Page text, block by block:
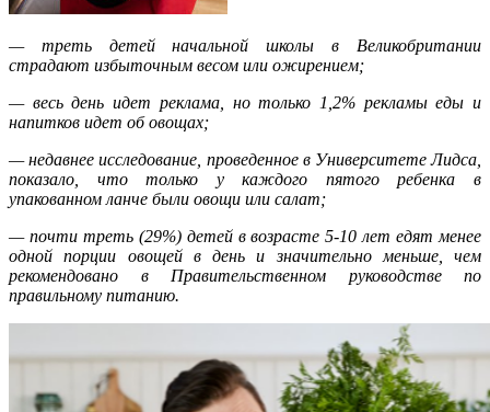
— треть детей начальной школы в Великобритании
страдают избыточным весом или ожирением;
— весь день идет реклама, но только 1,2% рекламы еды и
напитков идет об овощах;
— недавнее исследование, проведенное в Университете Лидса,
показало, что только у каждого пятого ребенка в
упакованном ланче были овощи или салат;
— почти треть (29%) детей в возрасте 5-10 лет едят менее
одной порции овощей в день и значительно меньше, чем
рекомендовано в Правительственном руководстве по
правильному питанию.